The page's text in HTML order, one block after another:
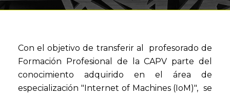
Con el objetivo de transferir al profesorado de
Formación Profesional de la CAPV parte del
conocimiento adquirido en el área de
especialización "Internet of Machines (IoM)", se